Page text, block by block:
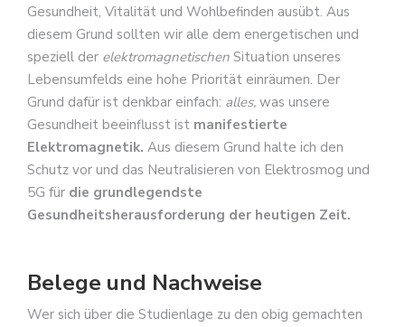
Gesundheit, Vitalität und Wohlbefinden ausübt. Aus
diesem Grund sollten wir alle dem energetischen und
speziell der elektromagnetischen Situation unseres
Lebensumfelds eine hohe Priorität einräumen. Der
Grund dafür ist denkbar einfach: alles, was unsere
Gesundheit beeinflusst ist manifestierte
Elektromagnetik. Aus diesem Grund halte ich den
Schutz vor und das Neutralisieren von Elektrosmog und
5G für die grundlegendste
Gesundheitsherausforderung der heutigen Zeit.
Belege und Nachweise
Wer sich über die Studienlage zu den obig gemachten